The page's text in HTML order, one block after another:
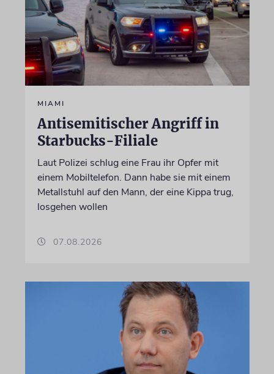
MIAMI
Antisemitischer Angriff in
Starbucks-Filiale
Laut Polizei schlug eine Frau ihr Opfer mit
einem Mobiltelefon. Dann habe sie mit einem
Metallstuhl auf den Mann, der eine Kippa trug,
losgehen wollen
07.08.2026